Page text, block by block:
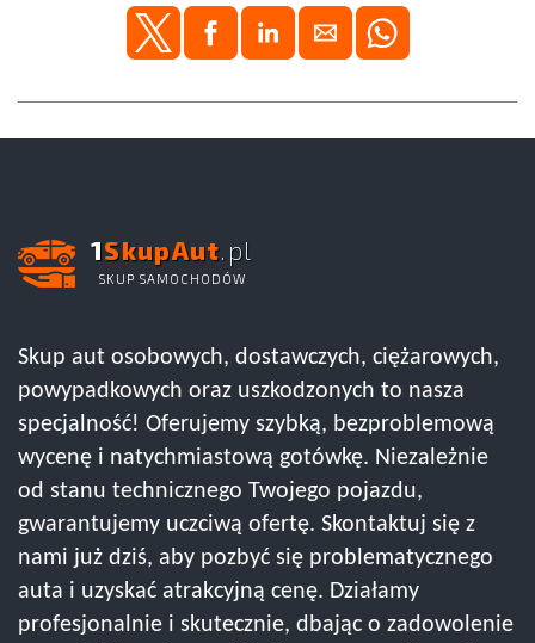
1SkupAut.pl
SKUP SAMOCHODÓW
Skup aut osobowych, dostawczych, ciężarowych,
powypadkowych oraz uszkodzonych to nasza
specjalność! Oferujemy szybką, bezproblemową
wycenę i natychmiastową gotówkę. Niezależnie
od stanu technicznego Twojego pojazdu,
gwarantujemy uczciwą ofertę. Skontaktuj się z
nami już dziś, aby pozbyć się problematycznego
auta i uzyskać atrakcyjną cenę. Działamy
profesjonalnie i skutecznie, dbając o zadowolenie